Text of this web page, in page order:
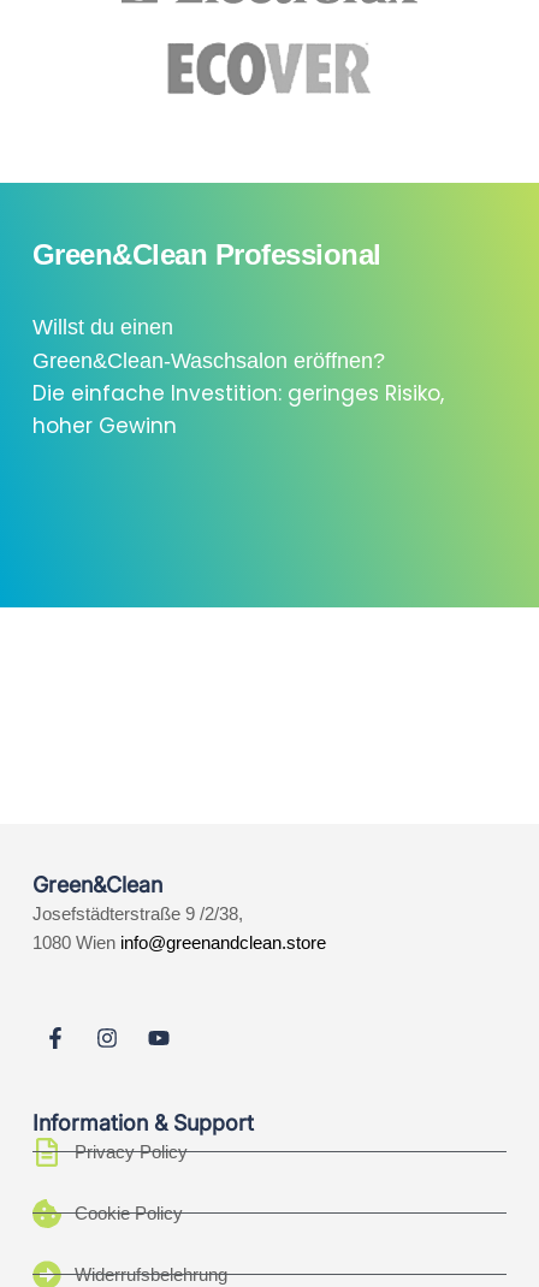
Green&Clean Professional
Willst du einen
Green&Clean-Waschsalon eröffnen?
Die einfache Investition: geringes Risiko,
hoher Gewinn
Green&Clean
Josefstädterstraße 9 /2/38,
1080 Wien info@greenandclean.store
Information & Support
Privacy Policy
Cookie Policy
Widerrufsbelehrung